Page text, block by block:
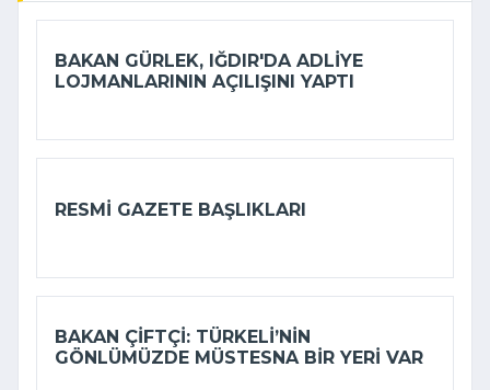
BAKAN GÜRLEK, IĞDIR'DA ADLIYE
LOJMANLARININ AÇILIŞINI YAPTI
RESMI GAZETE BAŞLIKLARI
BAKAN ÇIFTÇI: TÜRKELI’NIN
GÖNLÜMÜZDE MÜSTESNA BIR YERI VAR